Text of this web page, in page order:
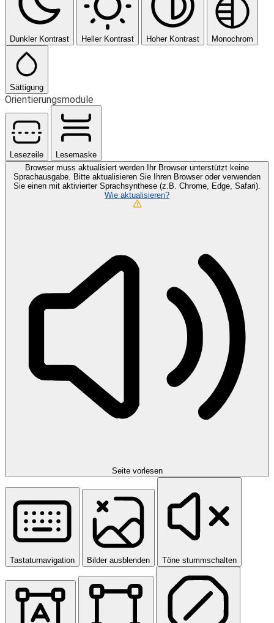
Dunkler Kontrast Heller Kontrast Hoher Kontrast Monochrom
Sättigung
Orientierungsmodule
Lesezeile
Lesemaske
Browser muss aktualisiert werden
Ihr Browser unterstützt keine
Sprachausgabe. Bitte aktualisieren Sie Ihren Browser oder verwenden
Sie einen mit aktivierter Sprachsynthese (z.B. Chrome, Edge, Safari).
Wie aktualisieren?
Seite vorlesen
Tastaturnavigation Bilder ausblenden Töne stummschalten